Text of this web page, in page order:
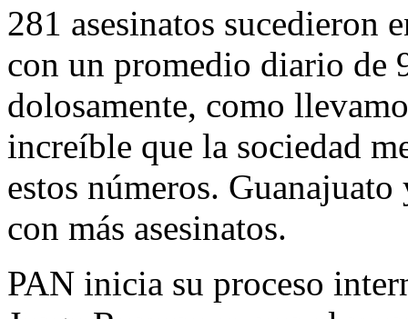
281 asesinatos sucedieron
con un promedio diario de
dolosamente, como
increíble que la sociedad
estos números.
con más asesinatos.
PAN inicia su proceso